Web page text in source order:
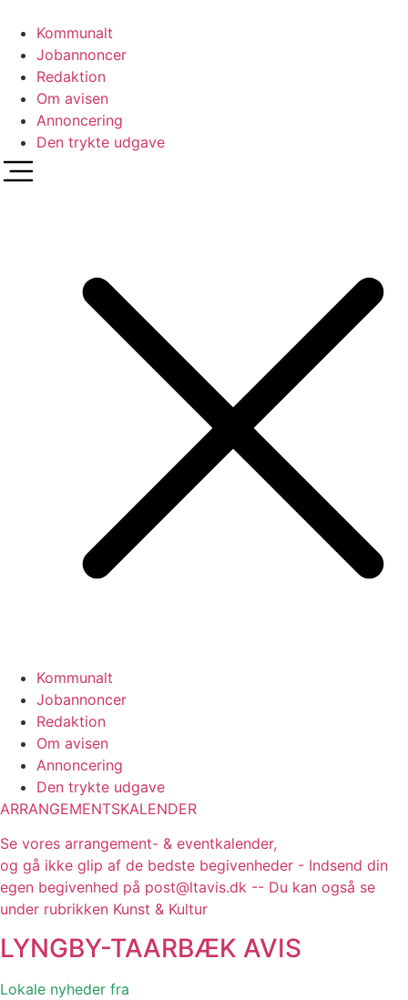
indhold
Kommunalt
Jobannoncer
Redaktion
Om avisen
Annoncering
Den trykte udgave
Kommunalt
Jobannoncer
Redaktion
Om avisen
Annoncering
Den trykte udgave
ARRANGEMENTSKALENDER
Se vores arrangement- & eventkalender,
og gå ikke glip af de bedste begivenheder - Indsend din
egen begivenhed på post@ltavis.dk -- Du kan også se
under rubrikken Kunst & Kultur
LYNGBY-TAARBÆK AVIS
Lokale nyheder fra